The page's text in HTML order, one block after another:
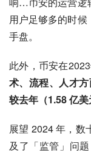
用户足够多的时
手盘。
此外，币安在
术、流程、人才
较去年（1.58 亿美
展望 2024 年，数
及了「监管」问